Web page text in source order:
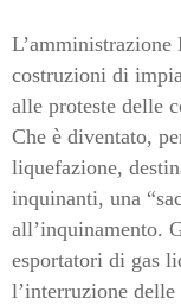
costruzioni di
alle proteste delle
Che è diventato,
liquefazione,
inquinanti, una
all’inquinamento.
esportatori di gas
l’interruzione